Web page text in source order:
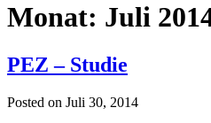
Monat: Juli
PEZ – Studie
Posted on Juli 30, 2014